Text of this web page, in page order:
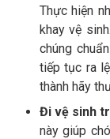
Thực hiện
khay vệ
chúng
tiếp tục ra
thành hãy
Đi vệ sinh
này giúp